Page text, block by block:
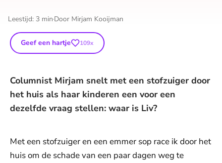
Leestijd: 3 min Door Mirjam Kooijman
Geef een hartje 109x
Columnist Mirjam snelt met een stofzuiger door
het huis als haar kinderen een voor een
dezelfde vraag stellen: waar is Liv?
Met een stofzuiger en een emmer sop race ik door het
huis om de schade van een paar dagen weg te